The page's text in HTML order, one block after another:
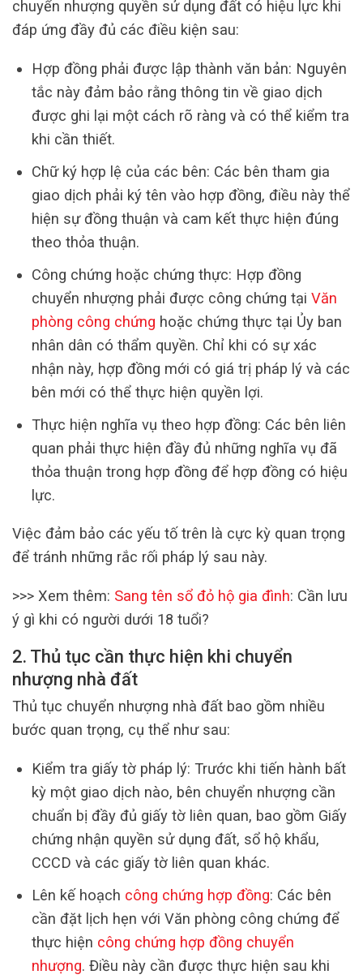
chuyển nhượng quyền sử dụng đất có hiệu lực khi
đáp ứng đầy đủ các điều kiện sau:
Hợp đồng phải được lập thành văn bản: Nguyên
tắc này đảm bảo rằng thông tin về giao dịch
được ghi lại một cách rõ ràng và có thể kiểm tra
khi cần thiết.
Chữ ký hợp lệ của các bên: Các bên tham gia
giao dịch phải ký tên vào hợp đồng, điều này thể
hiện sự đồng thuận và cam kết thực hiện đúng
theo thỏa thuận.
Công chứng hoặc chứng thực: Hợp đồng
chuyển nhượng phải được công chứng tại Văn
phòng công chứng hoặc chứng thực tại Ủy ban
nhân dân có thẩm quyền. Chỉ khi có sự xác
nhận này, hợp đồng mới có giá trị pháp lý và các
bên mới có thể thực hiện quyền lợi.
Thực hiện nghĩa vụ theo hợp đồng: Các bên liên
quan phải thực hiện đầy đủ những nghĩa vụ đã
thỏa thuận trong hợp đồng để hợp đồng có hiệu
lực.
Việc đảm bảo các yếu tố trên là cực kỳ quan trọng
để tránh những rắc rối pháp lý sau này.
>>> Xem thêm: Sang tên sổ đỏ hộ gia đình: Cần lưu
ý gì khi có người dưới 18 tuổi?
2. Thủ tục cần thực hiện khi chuyển
nhượng nhà đất
Thủ tục chuyển nhượng nhà đất bao gồm nhiều
bước quan trọng, cụ thể như sau:
Kiểm tra giấy tờ pháp lý: Trước khi tiến hành bất
kỳ một giao dịch nào, bên chuyển nhượng cần
chuẩn bị đầy đủ giấy tờ liên quan, bao gồm Giấy
chứng nhận quyền sử dụng đất, sổ hộ khẩu,
CCCD và các giấy tờ liên quan khác.
Lên kế hoạch công chứng hợp đồng: Các bên
cần đặt lịch hẹn với Văn phòng công chứng để
thực hiện công chứng hợp đồng chuyển
nhượng. Điều này cần được thực hiện sau khi